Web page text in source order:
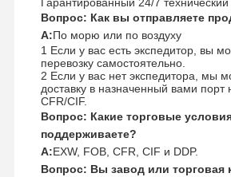
Гарантированный 24/7 технический
Вопрос: Как вы отправляете
А:По морю или по воздуху
1 Если у вас есть экспедитор, вы
перевозку самостоятельно.
2 Если у вас нет экспедитора, мы
доставку в назначенный вами порт
CFR/CIF.
Вопрос: Какие торговые
поддерживаете?
А:EXW, FOB, CFR, CIF и DDP.
Вопрос: Вы завод или торговая